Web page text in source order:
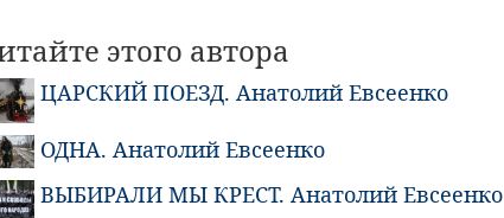
этого автора
ЦАРСКИЙ ПОЕЗД. Анатолий Евсеенко
ОДНА. Анатолий Евсеенко
ВЫБИРАЛИ МЫ КРЕСТ. Анатолий Евсеенко